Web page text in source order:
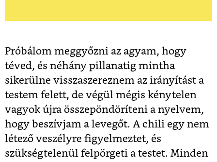
Próbálom meggyőzni az agyam, hogy
téved, és néhány pillanatig mintha
sikerülne visszaszereznem az irányítást a
testem felett, de végül mégis kénytelen
vagyok újra összepöndöríteni a nyelvem,
hogy beszívjam a levegőt. A chili egy nem
létező veszélyre figyelmeztet, és
szükségtelenül felpörgeti a testet. Minden